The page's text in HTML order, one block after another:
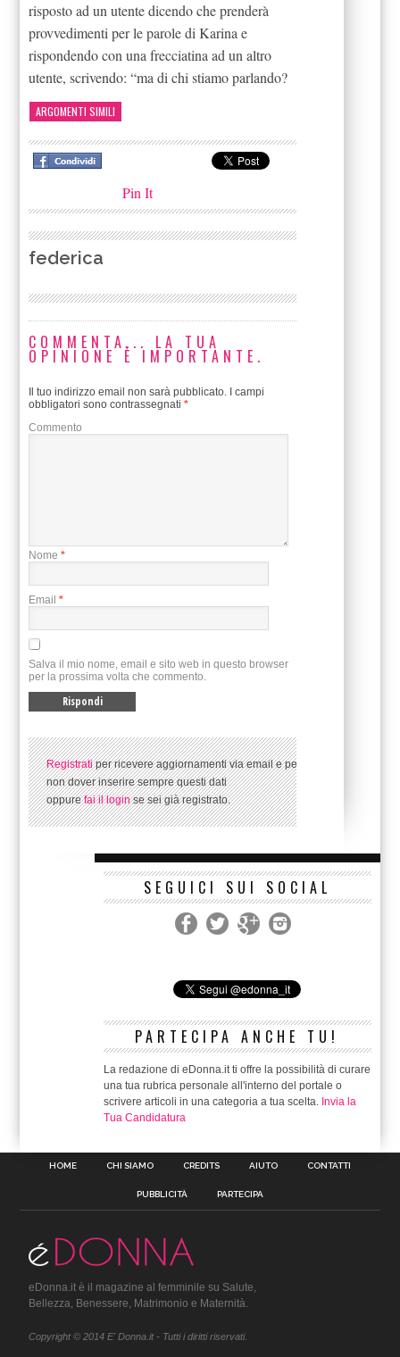
risposto ad un utente dicendo che prenderà
provvedimenti per le parole di Karina e
rispondendo con una frecciatina ad un altro
utente, scrivendo: “ma di chi stiamo parlando?
ARGOMENTI SIMILI
Pin It
federica
COMMENTA... LA TUA
OPINIONE È IMPORTANTE.
Il tuo indirizzo email non sarà pubblicato. I campi
obbligatori sono contrassegnati*
Commento
Nome *
Email *
Salva il mio nome, email e sito web in questo browser
per la prossima volta che commento.
Registratiper ricevere aggiornamenti via email e per
non dover inserire sempre questi dati
oppurefai il loginse sei già registrato.
SEGUICI SUI SOCIAL
PARTECIPA ANCHE TU!
La redazione di eDonna.it ti offre la possibilità di curare
una tua rubrica personale all'interno del portale o
scrivere articoli in una categoria a tua scelta. Invia la
Tua Candidatura
HOME CHI SIAMO CREDITS AIUTO CONTATTI
PUBBLICITÀ PARTECIPA
eDonna.it è il magazine al femminile su Salute,
Bellezza, Benessere, Matrimonio e Maternità.
Copyright © 2014 E' Donna.it - Tutti i diritti riservati.